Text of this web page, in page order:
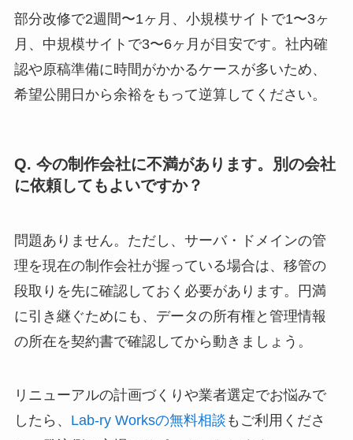
部分改修で2週間〜1ヶ月、小規模サイトで1〜3ヶ
月、中規模サイトで3〜6ヶ月が目安です。社内確
認や原稿準備に時間がかかるケースが多いため、
希望公開日から余裕をもって逆算してください。
Q. 今の制作会社に不満があります。別の会社
に依頼してもよいですか？
問題ありません。ただし、サーバ・ドメインの管
理を現在の制作会社が握っている場合は、移管の
段取りを先に確認しておく必要があります。円満
に引き継ぐためにも、データの所有権と管理情報
の所在を契約書で確認してから動きましょう。
リニューアルの計画づくりや業者選定でお悩みで
したら、 Lab-ry Worksの無料相談 もご利用くださ